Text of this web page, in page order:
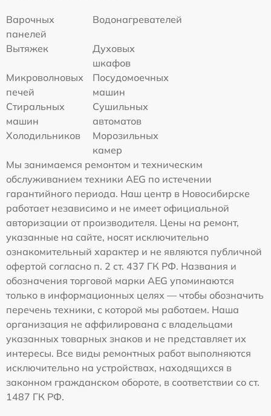
Варочных
панелей
Водонагревателей
Вытяжек
Духовых
шкафов
Микроволновых
печей
Посудомоечных
машин
Стиральных
машин
Сушильных
автоматов
Холодильников
Морозильных
камер
Мы занимаемся ремонтом и техническим
обслуживанием техники AEG по истечении
гарантийного периода. Наш центр в Новосибирске
работает независимо и не имеет официальной
авторизации от производителя. Цены на ремонт,
указанные на сайте, носят исключительно
ознакомительный характер и не являются публичной
офертой согласно п. 2 ст. 437 ГК РФ. Названия и
обозначения торговой марки AEG упоминаются
только в информационных целях — чтобы обозначить
перечень техники, с которой мы работаем. Наша
организация не аффилирована с владельцами
указанных товарных знаков и не представляет их
интересы. Все виды ремонтных работ выполняются
исключительно на устройствах, находящихся в
законном гражданском обороте, в соответствии со ст.
1487 ГК РФ.